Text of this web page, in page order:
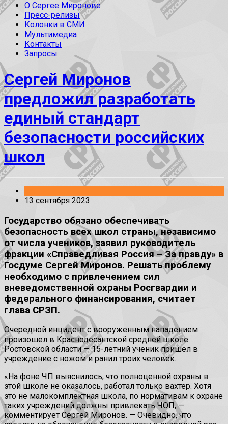
О Сергее Миронове
Пресс-релизы
Колонки в СМИ
Мультимедиа
Контакты
Запросы
Сергей Миронов
предложил разработать
единый стандарт
безопасности российских
школ
13 сентября 2023
Государство обязано обеспечивать
безопасность всех школ страны, независимо
от числа учеников, заявил руководитель
фракции «Справедливая Россия – За правду» в
Госдуме Сергей Миронов. Решать проблему
необходимо с привлечением сил
вневедомственной охраны Росгвардии и
федерального финансирования, считает
глава СРЗП.
Очередной инцидент с вооруженным нападением
произошел в Краснодесантской средней школе
Ростовской области — 15-летний ученик пришел в
учреждение с ножом и ранил троих человек.
«На фоне ЧП выяснилось, что полноценной охраны в
этой школе не оказалось, работал только вахтер. Хотя
это не малокомплектная школа, по нормативам к охране
таких учреждений должны привлекать ЧОП, —
комментирует Сергей Миронов. — Очевидно, что